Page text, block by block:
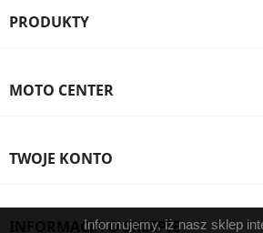
PRODUKTY
MOTO CENTER
TWOJE KONTO
INFORMACJA O SKLEPIE
Informujemy, iż nasz sklep